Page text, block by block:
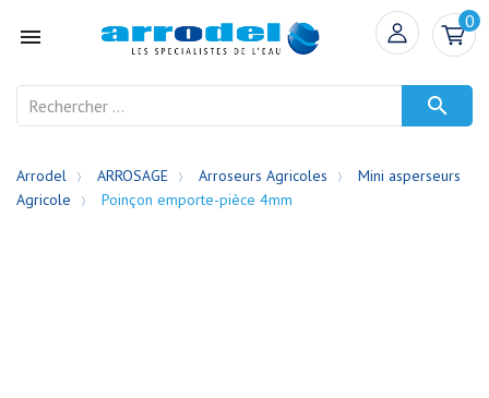

0

Arrodel ARROSAGE Arroseurs Agricoles
Mini asperseurs
Agricole
Poinçon emporte-pièce 4mm